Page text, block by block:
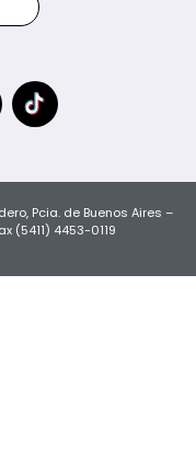
Pcia. de Buenos Aires –
(5411) 4453-0119